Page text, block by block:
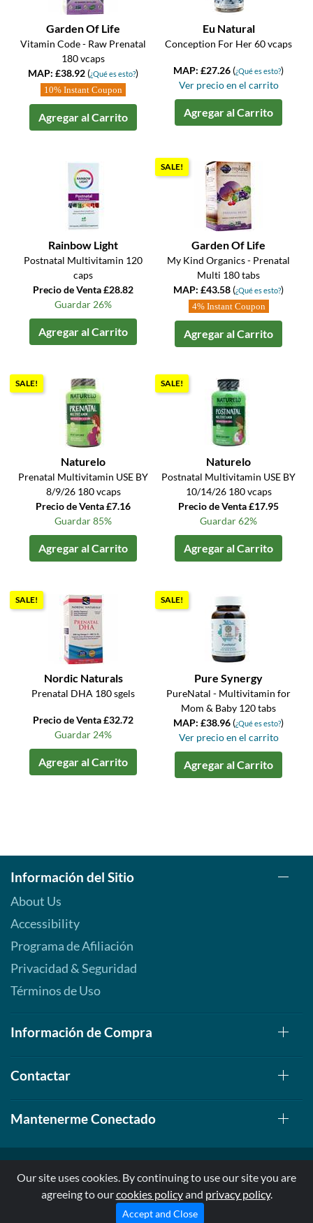
Garden Of Life
Vitamin Code - Raw Prenatal
180 vcaps
MAP: £38.92 (¿Qué es esto?)
10% Instant Coupon
Agregar al Carrito
Eu Natural
Conception For Her 60 vcaps
MAP: £27.26 (¿Qué es esto?)
Ver precio en el carrito
Agregar al Carrito
Rainbow Light
Postnatal Multivitamin 120
caps
Precio de Venta £28.82
Guardar 26%
Agregar al Carrito
SALE!
Garden Of Life
My Kind Organics - Prenatal
Multi 180 tabs
MAP: £43.58 (¿Qué es esto?)
4% Instant Coupon
Agregar al Carrito
SALE!
Naturelo
Prenatal Multivitamin USE BY
8/9/26 180 vcaps
Precio de Venta £7.16
Guardar 85%
Agregar al Carrito
SALE!
Naturelo
Postnatal Multivitamin USE BY
10/14/26 180 vcaps
Precio de Venta £17.95
Guardar 62%
Agregar al Carrito
SALE!
Nordic Naturals
Prenatal DHA 180 sgels
Precio de Venta £32.72
Guardar 24%
Agregar al Carrito
SALE!
Pure Synergy
PureNatal - Multivitamin for
Mom & Baby 120 tabs
MAP: £38.96 (¿Qué es esto?)
Ver precio en el carrito
Agregar al Carrito
Información del Sitio
About Us
Accessibility
Programa de Afiliación
Privacidad & Seguridad
Términos de Uso
Información de Compra
Contactar
Mantenerme Conectado
© 1999-2026, AllStarHealth.com | All Rights Reserved
* Estas declaraciones no han sido evaluadas por la FDA
Our site uses cookies. By continuing to use our site you are
agreeing to ourcookies policyand privacy policy.
Accept and Close